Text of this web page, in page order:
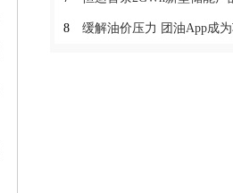
8 缓解油价压力 团油App成